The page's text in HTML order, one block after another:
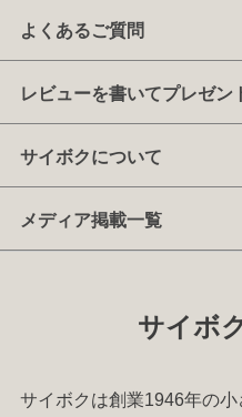
よくあるご質問
レビューを書いてプレゼン
サイボクについて
メディア掲載一覧
サイボ
サイボクは創業1946年の